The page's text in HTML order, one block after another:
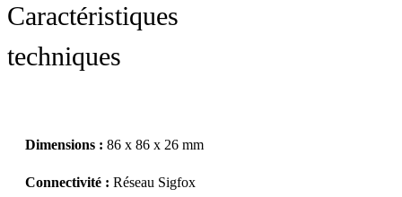
Caractéristiques
techniques
Dimensions : 86 x 86 x 26 mm
Connectivité : Réseau Sigfox